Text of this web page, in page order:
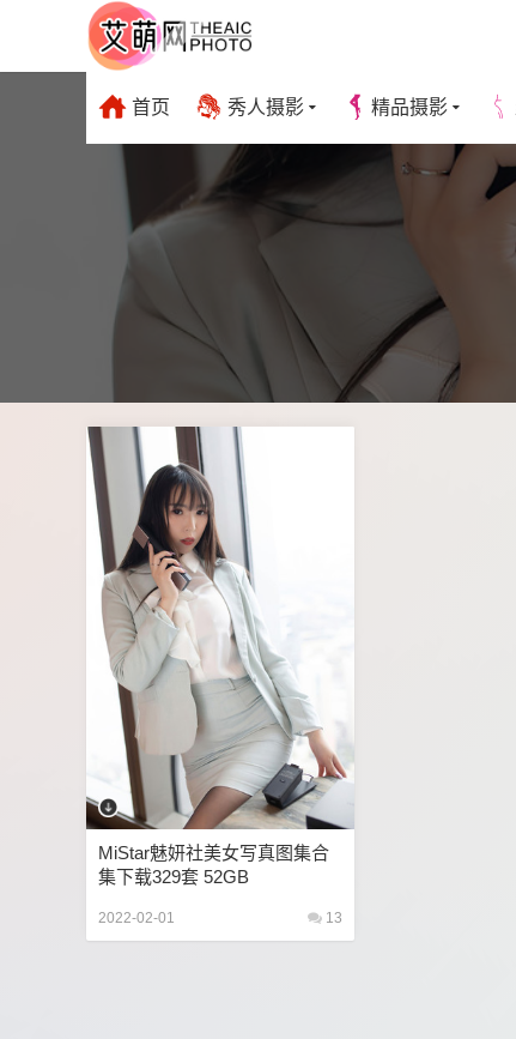
首页 秀人摄影 精品摄影
MiStar魅妍社美女写真图集合
集下载329套 52GB
2022-02-01 13